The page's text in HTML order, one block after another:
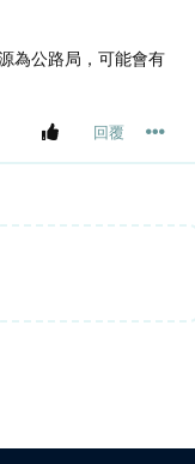
為公路局，可能會有
回覆